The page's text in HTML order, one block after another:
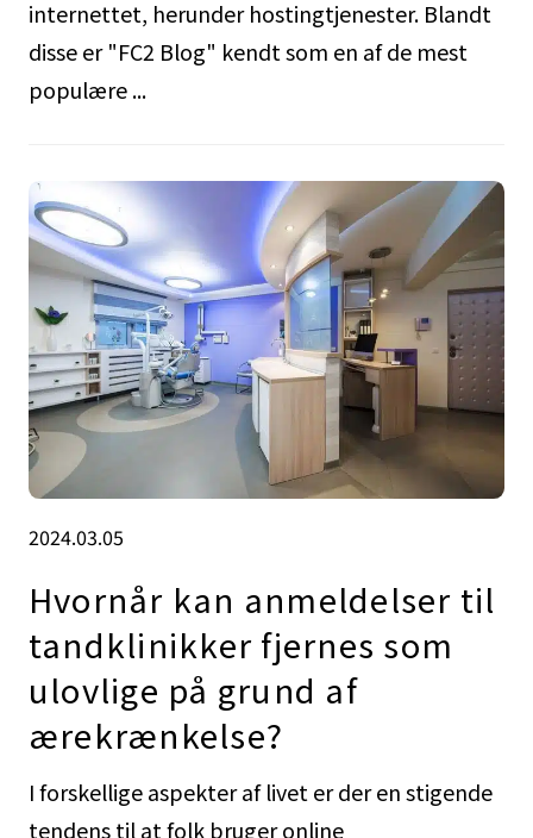
internettet, herunder hostingtjenester. Blandt
disse er "FC2 Blog" kendt som en af de mest
populære ...
2024.03.05
Hvornår kan anmeldelser til
tandklinikker fjernes som
ulovlige på grund af
ærekrænkelse?
I forskellige aspekter af livet er der en stigende
tendens til at folk bruger online